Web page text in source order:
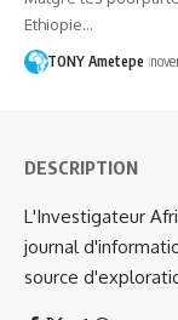
Ethiopie…
TONY Ametepe
DESCRIPTION
L'Investigateur
journal
source